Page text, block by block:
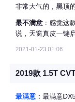
非常大气的，黑顶
最不满意 ：感觉这
说，天窗真皮一键
2021-01-23 01:06
2019款 1.5T
最满意 ：最满意